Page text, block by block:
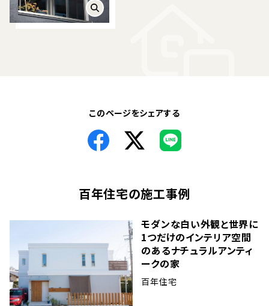
このページをシェアする
百年住宅の施工事例
モダンな白い外観と世界に
1つだけのインテリア空間
のあるナチュラルアンティ
ークの家
百年住宅